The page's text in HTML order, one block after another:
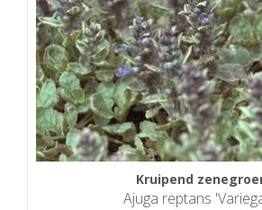
Kruipend
Ajuga reptans